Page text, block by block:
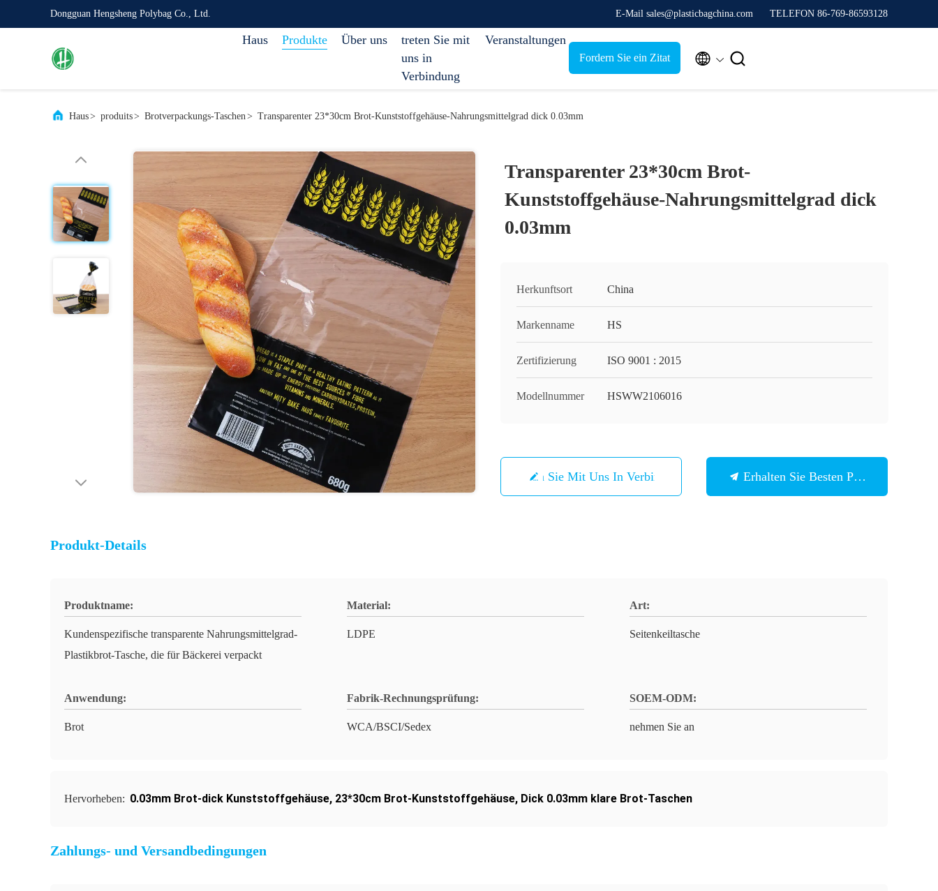
Dongguan Hengsheng Polybag Co., Ltd. E-Mail sales@plasticbagchina.com TELEFON 86-769-86593128
Haus Produkte Über uns
treten Sie mit
uns in
Verbindung
Veranstaltungen
Fordern Sie ein Zitat  
Haus> produits> Brotverpackungs-Taschen> Transparenter 23*30cm Brot-Kunststoffgehäuse-Nahrungsmittelgrad dick 0.03mm
Transparenter 23*30cm Brot-
Kunststoffgehäuse-Nahrungsmittelgrad dick
0.03mm
Herkunftsort China
Markenname HS
Zertifizierung ISO 9001 : 2015
Modellnummer HSWW2106016
Treten Sie Mit Uns In Verbindung Erhalten Sie Besten Preis
Produkt-Details
Produktname:
Kundenspezifische transparente Nahrungsmittelgrad-
Plastikbrot-Tasche, die für Bäckerei verpackt
Material:
LDPE
Art:
Seitenkeiltasche
Anwendung:
Brot
Fabrik-Rechnungsprüfung:
WCA/BSCI/Sedex
SOEM-ODM:
nehmen Sie an
Hervorheben: 0.03mm Brot-dick Kunststoffgehäuse, 23*30cm Brot-Kunststoffgehäuse, Dick 0.03mm klare Brot-Taschen
Zahlungs- und Versandbedingungen